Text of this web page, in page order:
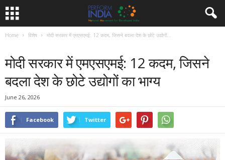
Home विशेष मोदी सरकार में एमएसएमई: 12 कदम, जिसने बदला देश के छोटे उद्योगों...
मोदी सरकार में एमएसएमई: 12 कदम, जिसने
बदला देश के छोटे उद्योगों का भाग्य
June 26, 2026
Facebook Twitter